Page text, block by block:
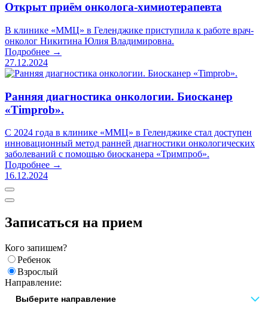
Открыт приём онколога-химиотерапевта
В клинике «ММЦ» в Геленджике приступила к работе врач-
онколог Никитина Юлия Владимировна.
Подробнее →
27.12.2024
Ранняя диагностика онкологии. Биосканер
«Timprob».
С 2024 года в клинике «ММЦ» в Геленджике стал доступен
инновационный метод ранней диагностики онкологических
заболеваний с помощью биосканера «Тримпроб».
Подробнее →
16.12.2024
Записаться на прием
Кого запишем?
Ребенок
Взрослый
Направление: